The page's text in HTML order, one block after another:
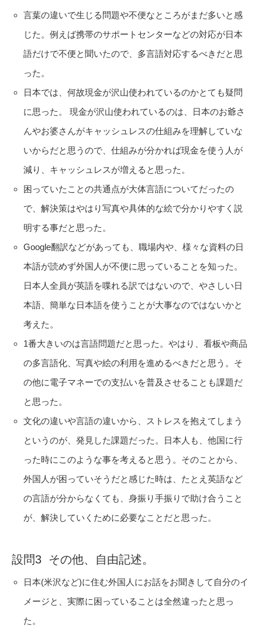
言葉の違いで生じる問題や不便なところがまだ多いと感
じた。例えば携帯のサポートセンターなどの対応が日本
語だけで不便と聞いたので、多言語対応するべきだと思
った。
日本では、何故現金が沢山使われているのかとても疑問
に思った。 現金が沢山使われているのは、日本のお爺さ
んやお婆さんがキャッシュレスの仕組みを理解していな
いからだと思うので、仕組みが分かれば現金を使う人が
減り、キャッシュレスが増えると思った。
困っていたことの共通点が大体言語についてだったの
で、解決策はやはり写真や具体的な絵で分かりやすく説
明する事だと思った。
Google翻訳などがあっても、職場内や、様々な資料の日
本語が読めず外国人が不便に思っていることを知った。
日本人全員が英語を喋れる訳ではないので、やさしい日
本語、簡単な日本語を使うことが大事なのではないかと
考えた。
1番大きいのは言語問題だと思った。やはり、看板や商品
の多言語化、写真や絵の利用を進めるべきだと思う。そ
の他に電子マネーでの支払いを普及させることも課題だ
と思った。
文化の違いや言語の違いから、ストレスを抱えてしまう
というのが、発見した課題だった。日本人も、他国に行
った時にこのような事を考えると思う。そのことから、
外国人が困っていそうだと感じた時は、たとえ英語など
の言語が分からなくても、身振り手振りで助け合うこと
が、解決していくために必要なことだと思った。
設問3 その他、自由記述。
日本(米沢など)に住む外国人にお話をお聞きして自分のイ
メージと、実際に困っていることは全然違ったと思っ
た。